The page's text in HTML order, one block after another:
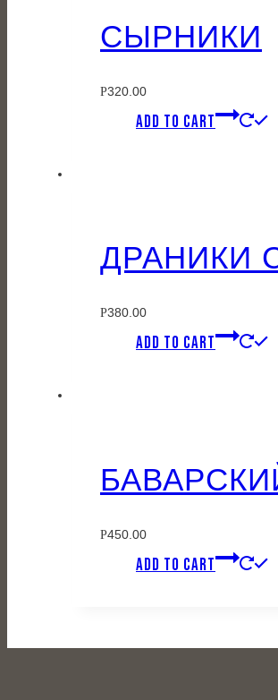
СЫРНИКИ
Р320.00
ADD TO CART
ДРАНИКИ
Р380.00
ADD TO CART
Р450.00
ADD TO CART